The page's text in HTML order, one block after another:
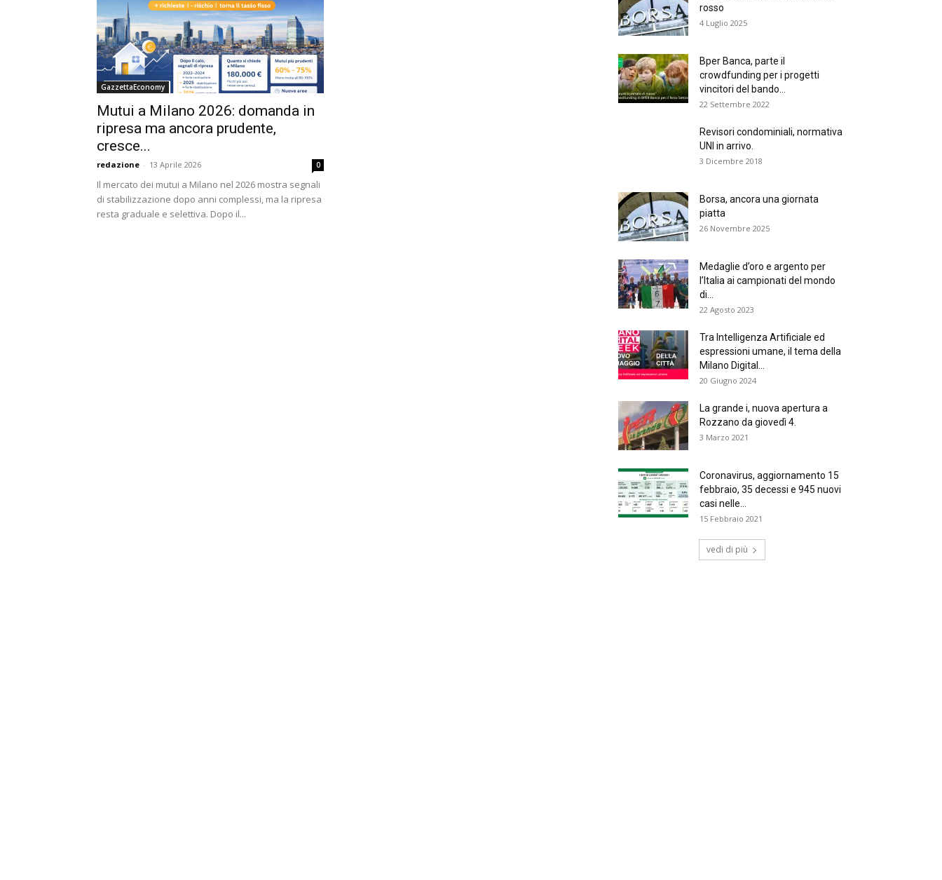
GazzettaEconomy
Mutui a Milano 2026: domanda in
ripresa ma ancora prudente,
cresce...
redazione - 13 Aprile 2026 0
Il mercato dei mutui a Milano nel 2026 mostra segnali
di stabilizzazione dopo anni complessi, ma la ripresa
resta graduale e selettiva. Dopo il...
rosso
4 Luglio 2025
Bper Banca, parte il
crowdfunding per i progetti
vincitori del bando...
22 Settembre 2022
Revisori condominiali, normativa
UNI in arrivo.
3 Dicembre 2018
Borsa, ancora una giornata
piatta
26 Novembre 2025
Medaglie d’oro e argento per
l’Italia ai campionati del mondo
di...
22 Agosto 2023
Tra Intelligenza Artificiale ed
espressioni umane, il tema della
Milano Digital...
20 Giugno 2024
La grande i, nuova apertura a
Rozzano da giovedì 4.
3 Marzo 2021
Coronavirus, aggiornamento 15
febbraio, 35 decessi e 945 nuovi
casi nelle...
15 Febbraio 2021
vedi di più